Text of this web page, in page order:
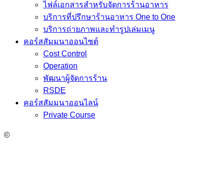
ไฟล์เอกสารสำหรับจัดการร้านอาหาร
บริการที่ปรึกษาร้านอาหาร One to One
บริการถ่ายภาพและทำรูปเล่มเมนู
คอร์สสัมมนาออนไซต์
Cost Control
Operation
พัฒนาผู้จัดการร้าน
RSDE
คอร์สสัมมนาออนไลน์
Private Course
©